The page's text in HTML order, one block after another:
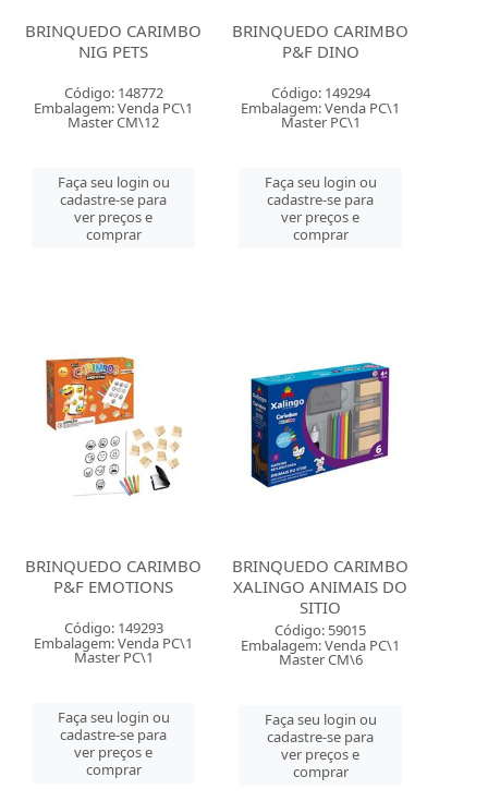
BRINQUEDO CARIMBO
NIG PETS
Código: 148772
Embalagem: Venda PC\1
Master CM\12
Faça seu login ou
cadastre-se para
ver preços e
comprar
BRINQUEDO CARIMBO
P&F DINO
Código: 149294
Embalagem: Venda PC\1
Master PC\1
Faça seu login ou
cadastre-se para
ver preços e
comprar
BRINQUEDO CARIMBO
P&F EMOTIONS
Código: 149293
Embalagem: Venda PC\1
Master PC\1
Faça seu login ou
cadastre-se para
ver preços e
comprar
BRINQUEDO CARIMBO
XALINGO ANIMAIS DO
SITIO
Código: 59015
Embalagem: Venda PC\1
Master CM\6
Faça seu login ou
cadastre-se para
ver preços e
comprar